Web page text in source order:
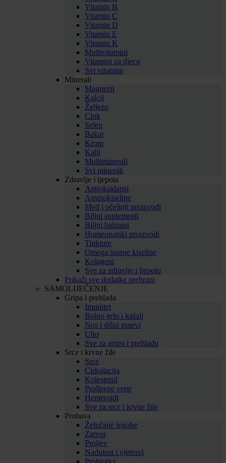
Vitamin B
Vitamin C
Vitamin D
Vitamin E
Vitamin K
Multivitamini
Vitamini za djecu
Svi vitamini
Minerali
Magnezij
Kalcij
Željezo
Cink
Selen
Bakar
Krom
Kalij
Multiminerali
Svi minerali
Zdravlje i ljepota
Antioksidansi
Aminokiseline
Med i pčelinji proizvodi
Biljni suplementi
Biljni balzami
Homeopatski proizvodi
Tinkture
Omega masne kiseline
Kolageni
Sve za zdravlje i ljepotu
Prikaži sve dodatke prehrani
SAMOLIJEČENJE
Gripa i prehlada
Imunitet
Bolno grlo i kašalj
Nos i dišni putevi
Uho
Sve za gripu i prehladu
Srce i krvne žile
Srce
Cirkulacija
Kolesterol
Proširene vene
Hemeroidi
Sve za srce i krvne žile
Probava
Želučane tegobe
Zatvor
Proljev
Nadutost i vjetrovi
Probiotici